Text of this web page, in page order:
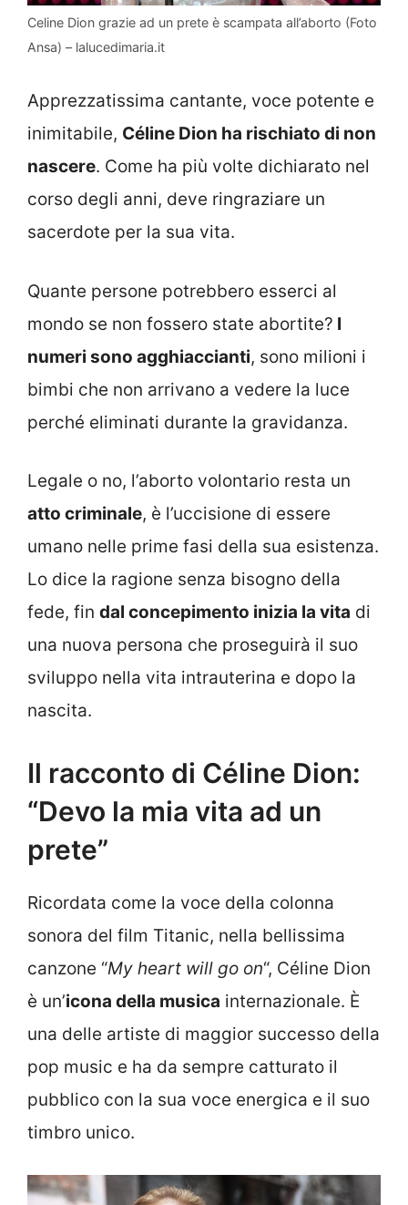
Celine Dion grazie ad un prete è scampata all’aborto (Foto
Ansa) – lalucedimaria.it
Apprezzatissima cantante, voce potente e
inimitabile, Céline Dion ha rischiato di non
nascere. Come ha più volte dichiarato nel
corso degli anni, deve ringraziare un
sacerdote per la sua vita.
Quante persone potrebbero esserci al
mondo se non fossero state abortite? I
numeri sono agghiaccianti, sono milioni i
bimbi che non arrivano a vedere la luce
perché eliminati durante la gravidanza.
Legale o no, l’aborto volontario resta un
atto criminale, è l’uccisione di essere
umano nelle prime fasi della sua esistenza.
Lo dice la ragione senza bisogno della
fede, fin dal concepimento inizia la vita di
una nuova persona che proseguirà il suo
sviluppo nella vita intrauterina e dopo la
nascita.
Il racconto di Céline Dion:
“Devo la mia vita ad un
prete”
Ricordata come la voce della colonna
sonora del film Titanic, nella bellissima
canzone “My heart will go on“, Céline Dion
è un’icona della musica internazionale. È
una delle artiste di maggior successo della
pop music e ha da sempre catturato il
pubblico con la sua voce energica e il suo
timbro unico.